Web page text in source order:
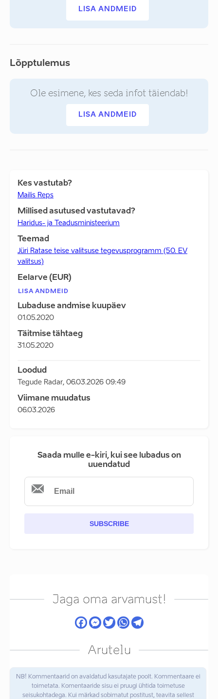
LISA ANDMEID
Lõpptulemus
Ole esimene, kes seda infot täiendab!
LISA ANDMEID
Kes vastutab?
Mailis Reps
Millised asutused vastutavad?
Haridus- ja Teadusministeerium
Teemad
Jüri Ratase teise valitsuse tegevusprogramm (50. EV
valitsus)
Eelarve (EUR)
LISA ANDMEID
Lubaduse andmise kuupäev
01.05.2020
Täitmise tähtaeg
31.05.2020
Loodud
Tegude Radar, 06.03.2026 09:49
Viimane muudatus
06.03.2026
Saada mulle e-kiri, kui see lubadus on
uuendatud
SUBSCRIBE
Jaga oma arvamust!
Arutelu
NB! Kommentaarid on avaldatud kasutajate poolt. Kommentaare ei
toimetata. Komentaaride sisu ei pruugi ühtida toimetuse
seisukohtadega. Kui märkad sobimatut postitust, teavita sellest